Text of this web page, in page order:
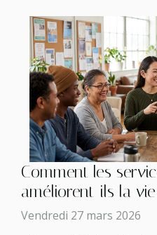
Comment les
améliorent-ils la
Vendredi 27 mars 2026